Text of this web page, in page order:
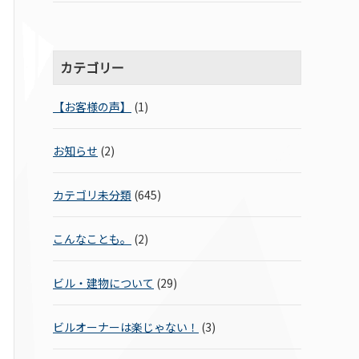
カテゴリー
【お客様の声】 (1)
お知らせ (2)
カテゴリ未分類 (645)
こんなことも。 (2)
ビル・建物について (29)
ビルオーナーは楽じゃない！ (3)